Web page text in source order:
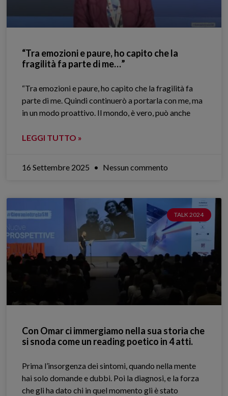
“Tra emozioni e paure, ho capito che la
fragilità fa parte di me…”
“Tra emozioni e paure, ho capito che la fragilità fa
parte di me. Quindi continuerò a portarla con me, ma
in un modo proattivo. Il mondo, è vero, può anche
LEGGI TUTTO »
16 Settembre 2025 Nessun commento
TALK 2024
Con Omar ci immergiamo nella sua storia che
si snoda come un reading poetico in 4 atti.
Prima l’insorgenza dei sintomi, quando nella mente
hai solo domande e dubbi. Poi la diagnosi, e la forza
che gli ha dato chi in quel momento gli è stato